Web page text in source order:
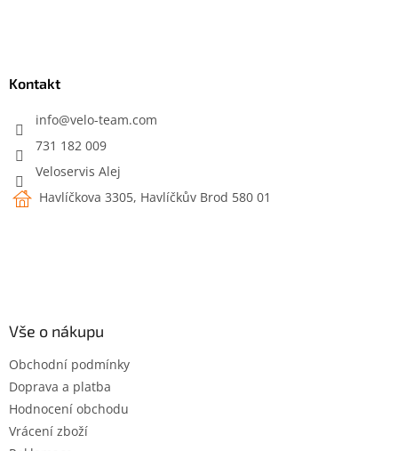
Kontakt
info@velo-team.com
731 182 009
Veloservis Alej
Havlíčkova 3305, Havlíčkův Brod 580 01
Vše o nákupu
Obchodní podmínky
Doprava a platba
Hodnocení obchodu
Vrácení zboží